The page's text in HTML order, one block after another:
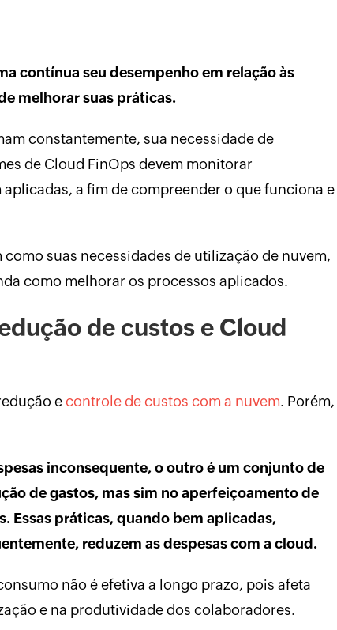
contínua seu desempenho em relação às
melhorar suas práticas.
constantemente, sua necessidade de
de Cloud FinOps devem monitorar
a fim de compreender o que funciona e
suas necessidades de utilização de nuvem,
como melhorar os processos aplicados.
de custos e Cloud
econtrole de custos com a nuvem. Porém,
inconsequente, o outro é um conjunto de
de gastos, mas sim no aperfeiçoamento de
Essas práticas, quando bem aplicadas,
reduzem as despesas com a cloud.
não é efetiva a longo prazo, pois afeta
e na produtividade dos colaboradores.